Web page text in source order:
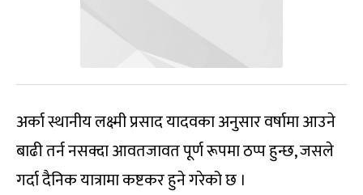
अर्का स्थानीय लक्ष्मी प्रसाद यादवका अनुसार वर्षामा आउने
बाढी तर्न नसक्दा आवतजावत पूर्ण रूपमा ठप्प हुन्छ, जसले
गर्दा दैनिक यात्रामा कष्टकर हुने गरेको छ ।